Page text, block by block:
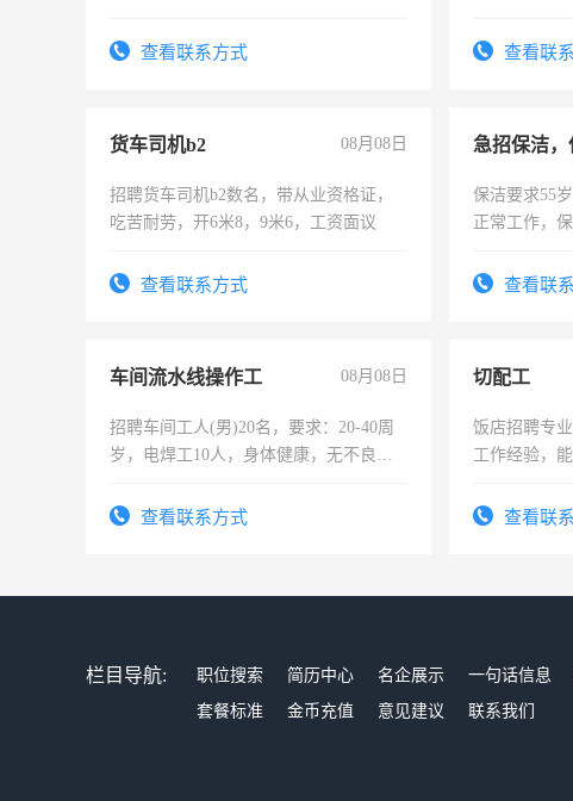
查看联系方式
太太等。
查看联
货车司机b2 08月08日
招聘货车司机b2数名，带从业资格证，
吃苦耐劳，开6米8，9米6，工资面议
查看联系方式
保洁要求55
正常工作，
录，客服要
查看联
车间流水线操作工 08月08日
招聘车间工人(男)20名，要求：20-40周
岁，电焊工10人，身体健康，无不良嗜
宿，免费发放劳保用品，两班倒，每月
查看联系方式
切配工
饭店招聘专
工作经验，
4500。查看联
栏目导航: 职位搜索 简历中心 名企展示 一句话信息
套餐标准
金币充值 意见建议 联系我们